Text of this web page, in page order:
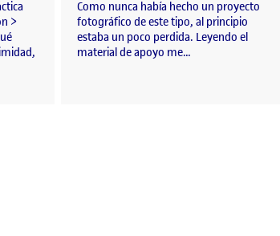
>
Como nunca había hecho un proyecto
fotográfico de este tipo, al principio
estaba un poco perdida. Leyendo el
material de apoyo me…